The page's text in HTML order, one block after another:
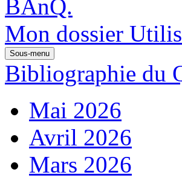
Mon dossier
Sous-menu
Bibliographie du
Mai 2026
Avril 2026
Mars 2026